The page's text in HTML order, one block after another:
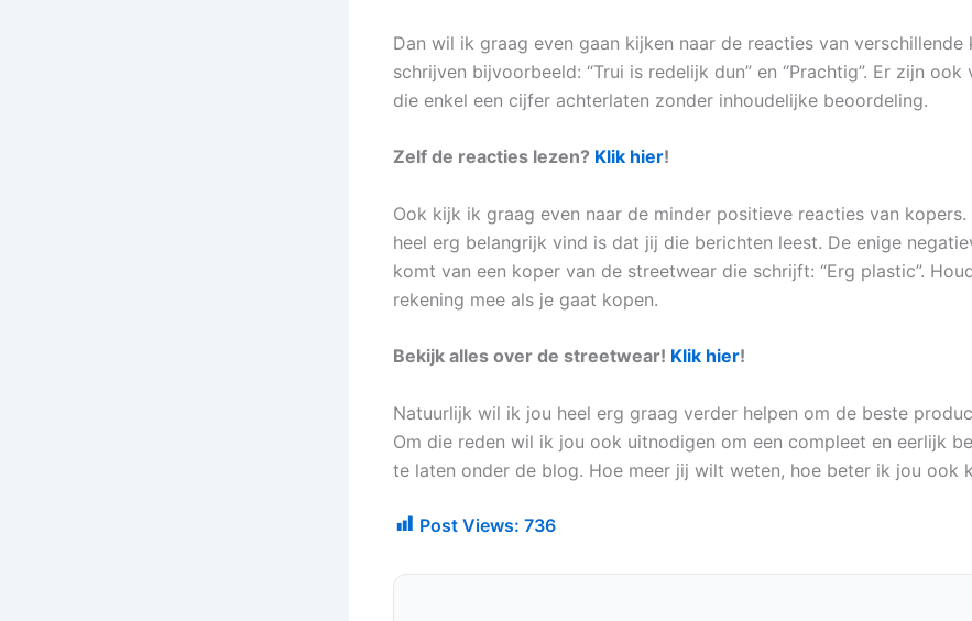
Dan wil ik graag even gaan kijken naar de reacties van verschillende
schrijven bijvoorbeeld: “Trui is redelijk dun” en “Prachtig”. Er zijn ook
die enkel een cijfer achterlaten zonder inhoudelijke beoordeling.
Zelf de reacties lezen? Klik hier!
Ook kijk ik graag even naar de minder positieve reacties van
heel erg belangrijk vind is dat jij die berichten leest. De enige
komt van een koper van de streetwear die schrijft: “Erg plastic”.
rekening mee als je gaat kopen.
Bekijk alles over de streetwear! Klik hier!
Natuurlijk wil ik jou heel erg graag verder helpen om de beste
Om die reden wil ik jou ook uitnodigen om een compleet en eerlijk
te laten onder de blog. Hoe meer jij wilt weten, hoe beter ik jou ook
Post Views: 736